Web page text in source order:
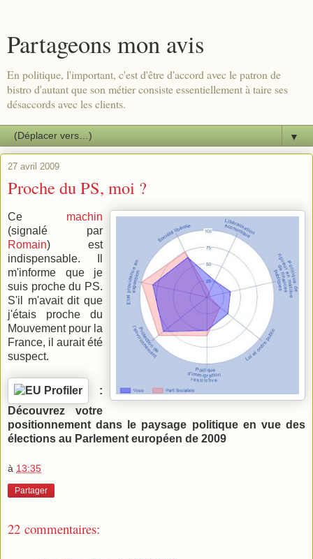
Partageons mon avis
En politique, l'important, c'est d'être d'accord avec le patron de
bistro d'autant que son métier consiste essentiellement à taire ses
désaccords avec les clients.
▼
27 avril 2009
Proche du PS, moi ?
Ce machin
(signalé par
Romain) est
indispensable. Il
m'informe que je
suis proche du PS.
S'il m'avait dit que
j'étais proche du
Mouvement pour la
France, il aurait été
suspect.
:
Découvrez votre
positionnement dans le paysage politique en vue des
élections au Parlement européen de 2009
à 13:35
Partager
22 commentaires: